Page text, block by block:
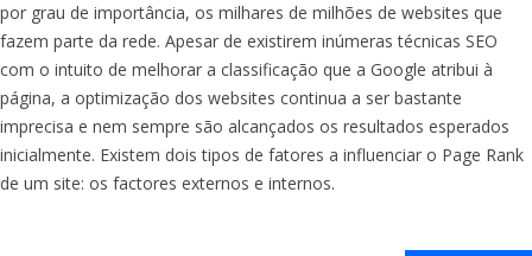
por grau de importância, os milhares de milhões de websites que
fazem parte da rede. Apesar de existirem inúmeras técnicas SEO
com o intuito de melhorar a classificação que a Google atribui à
página, a optimização dos websites continua a ser bastante
imprecisa e nem sempre são alcançados os resultados esperados
inicialmente. Existem dois tipos de fatores a influenciar o Page Rank
de um site: os factores externos e internos.